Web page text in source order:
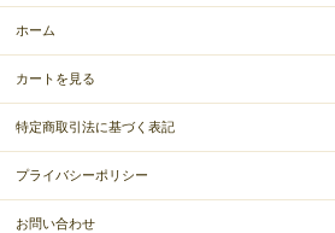
ホーム
カートを見る
特定商取引法に基づく表記
プライバシーポリシー
お問い合わせ